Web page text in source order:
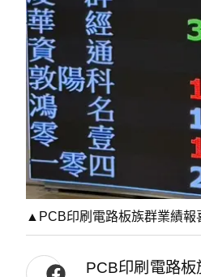
▲PCB印刷電路板族群業績報
PCB印刷電路板